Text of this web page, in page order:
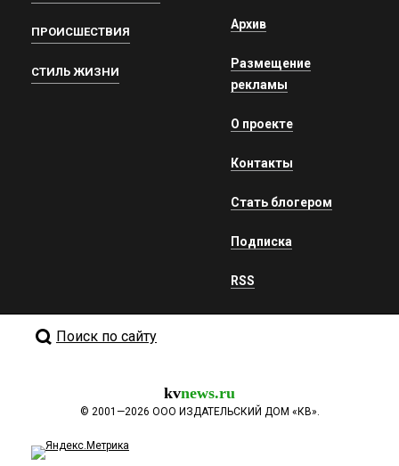
ПРОИСШЕСТВИЯ
СТИЛЬ ЖИЗНИ
Архив
Размещение
рекламы
О проекте
Контакты
Стать блогером
Подписка
RSS
Поиск по сайту
kvnews.ru
© 2001—2026 ООО ИЗДАТЕЛЬСКИЙ ДОМ «КВ».